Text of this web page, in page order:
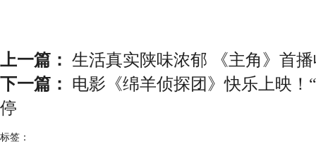
上一篇： 生活真实陕味浓郁 《主角》首
下一篇： 电影《绵羊侦探团》快乐上映！
停
标签：